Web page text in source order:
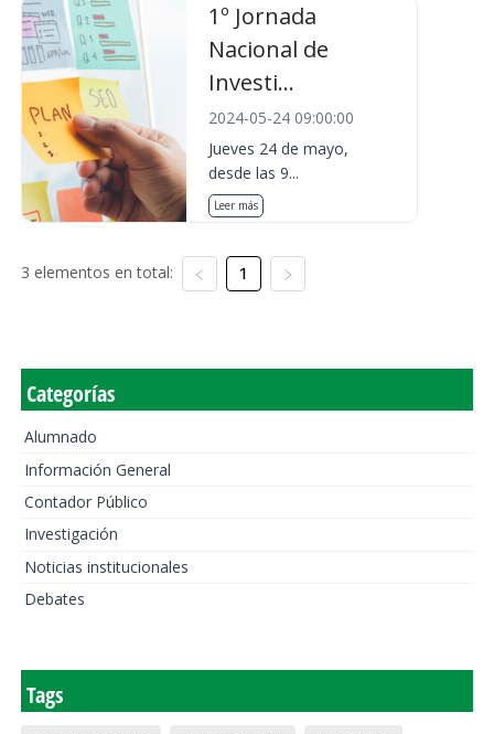
1º Jornada
Nacional de
Investi...
2024-05-24 09:00:00
Jueves 24 de mayo,
desde las 9...
Leer más
3 elementos en total: 1
Categorías
Alumnado
Información General
Contador Público
Investigación
Noticias institucionales
Debates
Tags